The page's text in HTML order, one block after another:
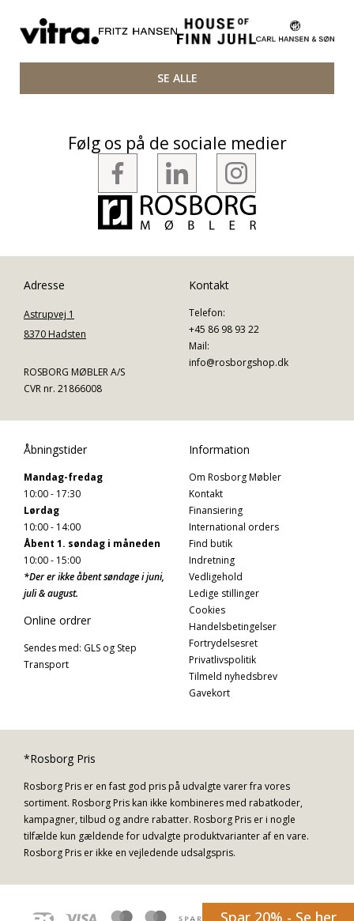
SE ALLE
Følg os på de sociale medier
Adresse
Astrupvej 1
8370 Hadsten
ROSBORG MØBLER A/S
CVR nr. 21866008
Kontakt
Telefon:
+45 86 98 93 22
Mail:
info@rosborgshop.dk
Åbningstider
Mandag-fredag
10:00 - 17:30
Lørdag
10:00 - 14:00
Åbent 1. søndag i måneden
10:00 - 15:00
*Der er ikke åbent søndage i juni,
juli & august.
Online ordrer
Sendes med: GLS og Step
Transport
Information
Om Rosborg Møbler
Kontakt
Finansiering
International orders
Find butik
Indretning
Vedligehold
Ledige stillinger
Cookies
Handelsbetingelser
Fortrydelsesret
Privatlivspolitik
Tilmeld nyhedsbrev
Gavekort
*Rosborg Pris
Rosborg Pris er en fast god pris på udvalgte varer fra vores
sortiment. Rosborg Pris kan ikke kombineres med rabatkoder,
kampagner, tilbud og andre rabatter. Rosborg Pris er i nogle
tilfælde kun gældende for udvalgte produktvarianter af en vare.
Rosborg Pris er ikke en vejledende udsalgspris.
Spar 20% - Se her